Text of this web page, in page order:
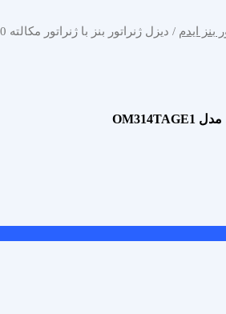
بنز ایدم / دیزل ژنراتور بنز با ژنراتور مکالته 70 کاوا مدل OM314TAGE1